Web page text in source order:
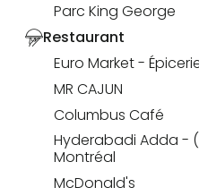
Parc King George
Restaurant
Euro Market -
MR CAJUN
Columbus Café
Hyderabadi Adda -
Montréal
McDonald's